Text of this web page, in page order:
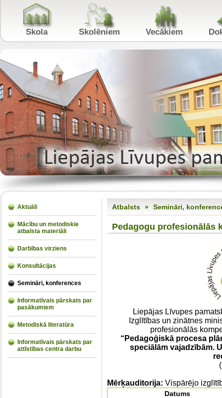
Skola Skolēniem Vecākiem
Aktuāli
Mācību un metodiskie
atbalsta materiāli
Darbības virziens
Konsultācijas
Semināri, konferences
Informatīvais pārskats par
pasākumiem
Metodiskā literatūra
Informatīvais pārskats par
attīstības centra darbu
Atbalsts » Semināri,
Pedagogu profesionālās
Liepājas Līvupes
Izglītības un zinātnes
profesionālās
“Pedagoģiskā procesa
speciālām vajadzībām.
Mērķauditorija: Vispārējo
Datums